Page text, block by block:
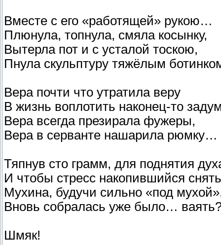
Вместе с его «работящей» рукою…
Плюнула, топнула, смяла косынку,
Вытерла пот и с усталой тоскою,
Пнула скульптуру тяжёлым
Вера почти что утратила веру
В жизнь воплотить наконец-то
Вера всегда презирала фужеры,
Вера в серванте нашарила рюмку…
Тяпнув сто грамм, для поднятия
И чтобы стресс накопившийся
Мухина, будучи сильно «под
Вновь собралась уже было…
Шмяк!